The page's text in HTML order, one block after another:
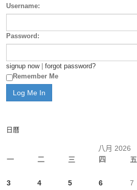
Username:
Password:
signup now| forgot password?
Remember Me
日曆
八月 2026
一
二 三 四 五
3
4 5 6 7